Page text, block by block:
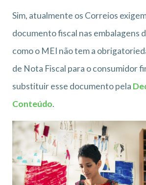
Sim, atualmente os Correios
documento fiscal nas embalagens
como o MEI não tem a
de Nota Fiscal para o consumidor
substituir esse documento pela
Conteúdo.